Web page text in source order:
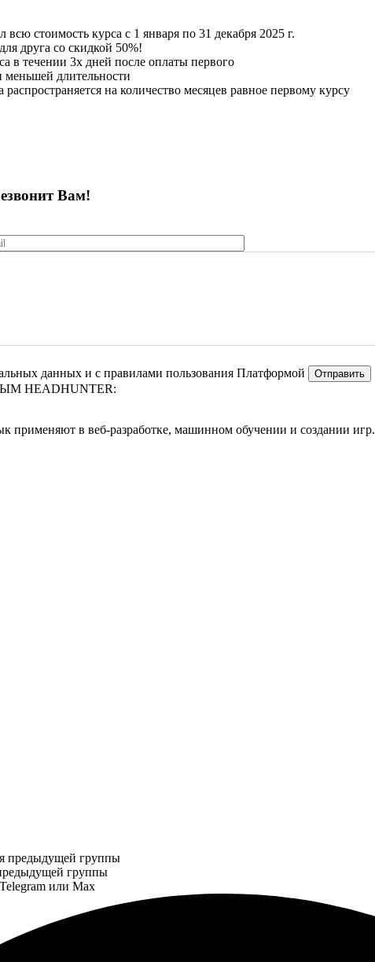
стоимость курса с 1 января по 31 декабря 2025 г.
друга со скидкой 50%!
в течении 3х дней после оплаты первого
меньшей длительности
на количество месяцев равное первому курсу
Вам!
данных и с правилами пользования Платформой
HEADHUNTER:
применяют в веб-разработке, машинном обучении и создании игр.
группы
Telegram или Max